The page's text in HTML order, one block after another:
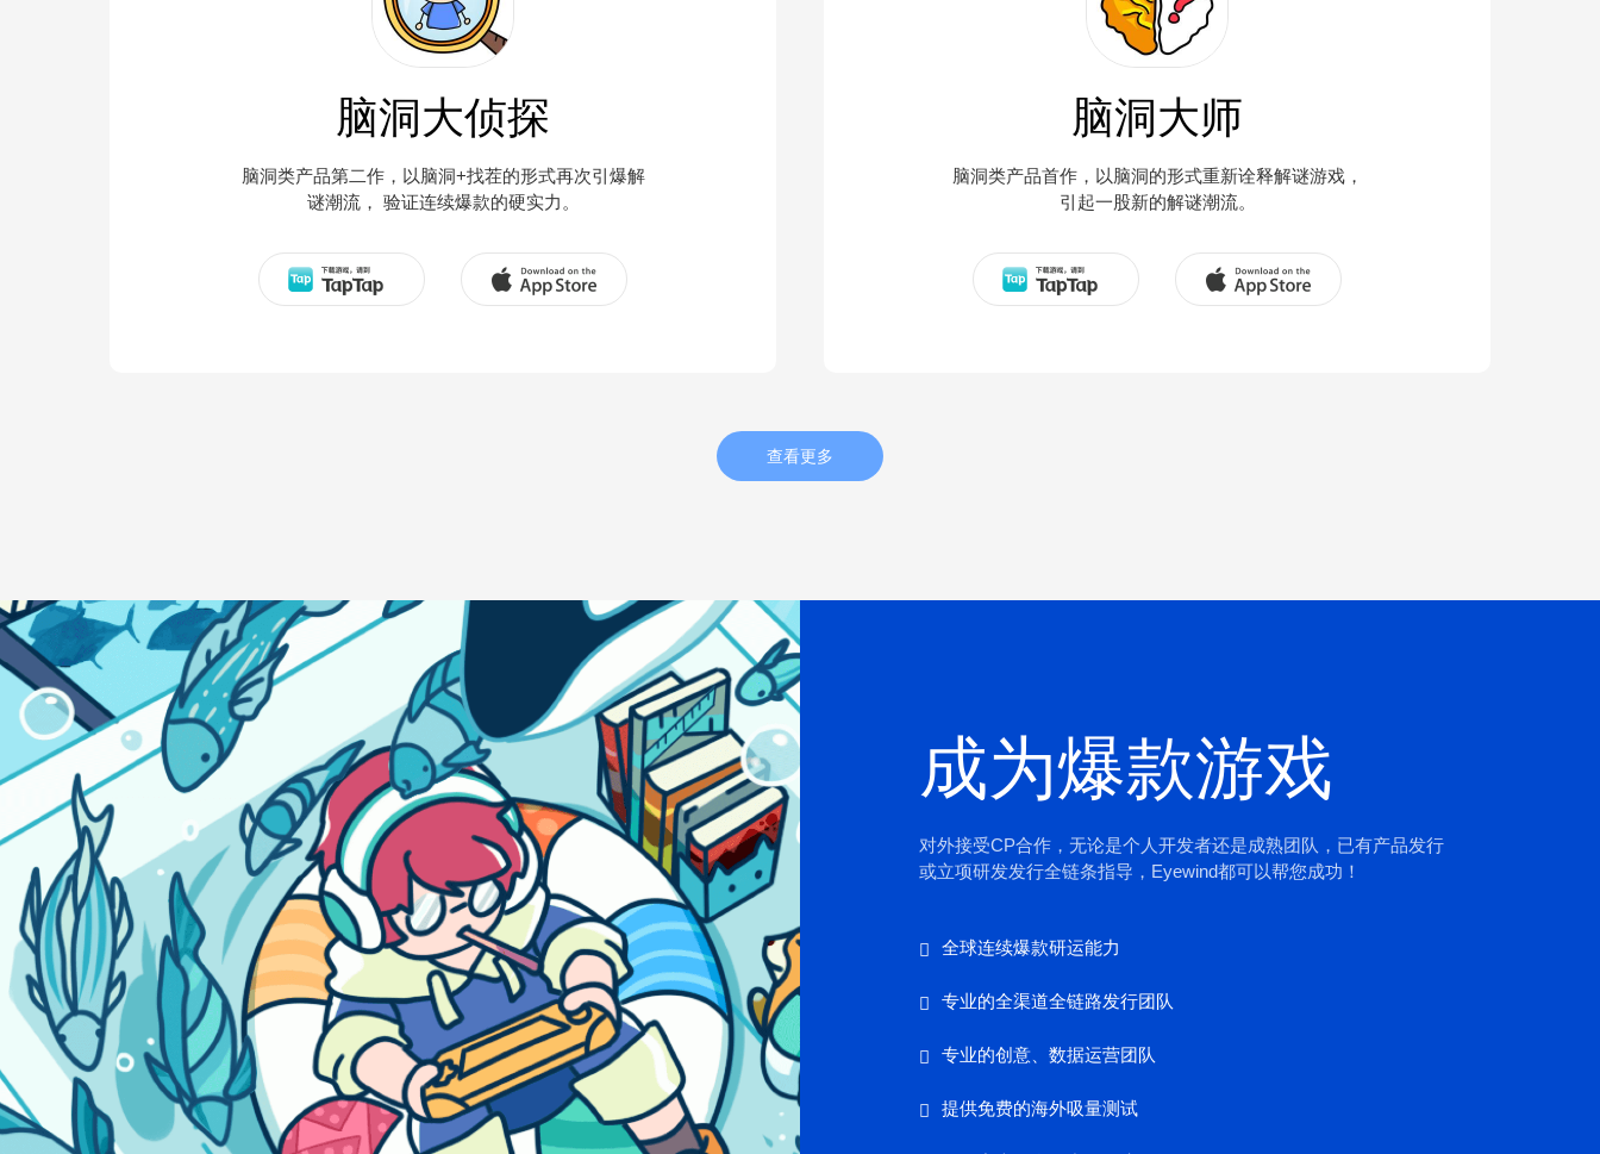
脑洞大侦探
脑洞类产品第二作，以脑洞+找茬的形式再次引爆解
谜潮流， 验证连续爆款的硬实力。
脑洞大师
脑洞类产品首作，以脑洞的形式重新诠释解谜游戏，
引起一股新的解谜潮流。
查看更多
成为爆款游戏
对外接受CP合作，无论是个人开发者还是成熟团队，已有产品发行
或立项研发发行全链条指导，Eyewind都可以帮您成功！
全球连续爆款研运能力
专业的全渠道全链路发行团队
专业的创意、数据运营团队
提供免费的海外吸量测试